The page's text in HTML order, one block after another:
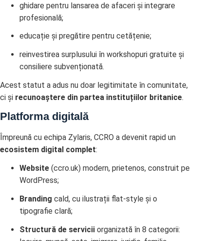
ghidare pentru lansarea de afaceri și integrare
profesională;
educație și pregătire pentru cetățenie;
reinvestirea surplusului în workshopuri gratuite și
consiliere subvenționată.
Acest statut a adus nu doar legitimitate în comunitate,
ci și recunoaștere din partea instituțiilor britanice.
Platforma digitală
Împreună cu echipa Zylaris, CCRO a devenit rapid un
ecosistem digital complet:
Website (ccro.uk) modern, prietenos, construit pe
WordPress;
Branding cald, cu ilustrații flat-style și o
tipografie clară;
Structură de servicii organizată în 8 categorii: